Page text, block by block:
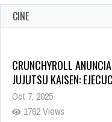
CINE
CRUNCHYROLL
JUJUTSU KAISEN:
Oct 7, 2025
1762 Views